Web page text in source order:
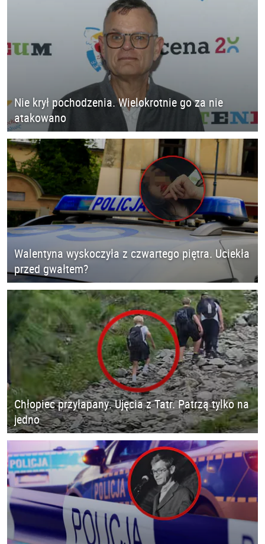
Nie krył pochodzenia. Wielokrotnie go za nie
atakowano
Walentyna wyskoczyła z czwartego piętra. Uciekła
przed gwałtem?
Chłopiec przyłapany. Ujęcia z Tatr. Patrzą tylko na
jedno